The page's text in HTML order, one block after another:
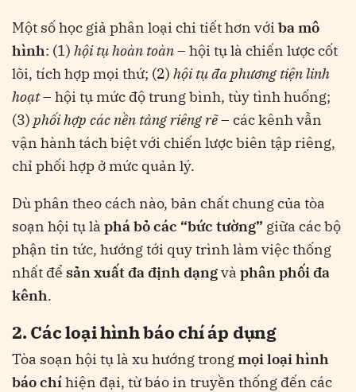
Một số học giả phân loại chi tiết hơn với ba mô
hình: (1) hội tụ hoàn toàn– hội tụ là chiến lược cốt
lõi, tích hợp mọi thứ; (2) hội tụ đa phương tiện linh
hoạt– hội tụ mức độ trung bình, tùy tình huống;
(3) phối hợp các nền tảng riêng rẽ– các kênh vẫn
vận hành tách biệt với chiến lược biên tập riêng,
chỉ phối hợp ở mức quản lý​.
Dù phân theo cách nào, bản chất chung của tòa
soạn hội tụ là phá bỏ các “bức tường” giữa các bộ
phận tin tức, hướng tới quy trình làm việc thống
nhất để sản xuất đa định dạngvà phân phối đa
kênh.
2. Các loại hình báo chí áp dụng
Tòa soạn hội tụ là xu hướng trongmọi loại hình
báo chíhiện đại, từ báo in truyền thống đến các